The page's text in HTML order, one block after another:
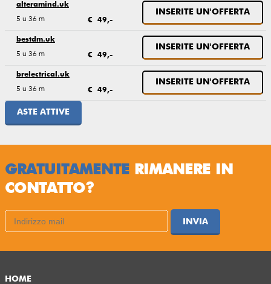
alteramind.uk
5 u 36 m € 49,-
INSERITE UN'OFFERTA
bestdm.uk
5 u 36 m € 49,-
INSERITE UN'OFFERTA
brelectrical.uk
5 u 36 m € 49,-
INSERITE UN'OFFERTA
ASTE ATTIVE
GRATUITAMENTE RIMANERE IN
CONTATTO?
INVIA
HOME